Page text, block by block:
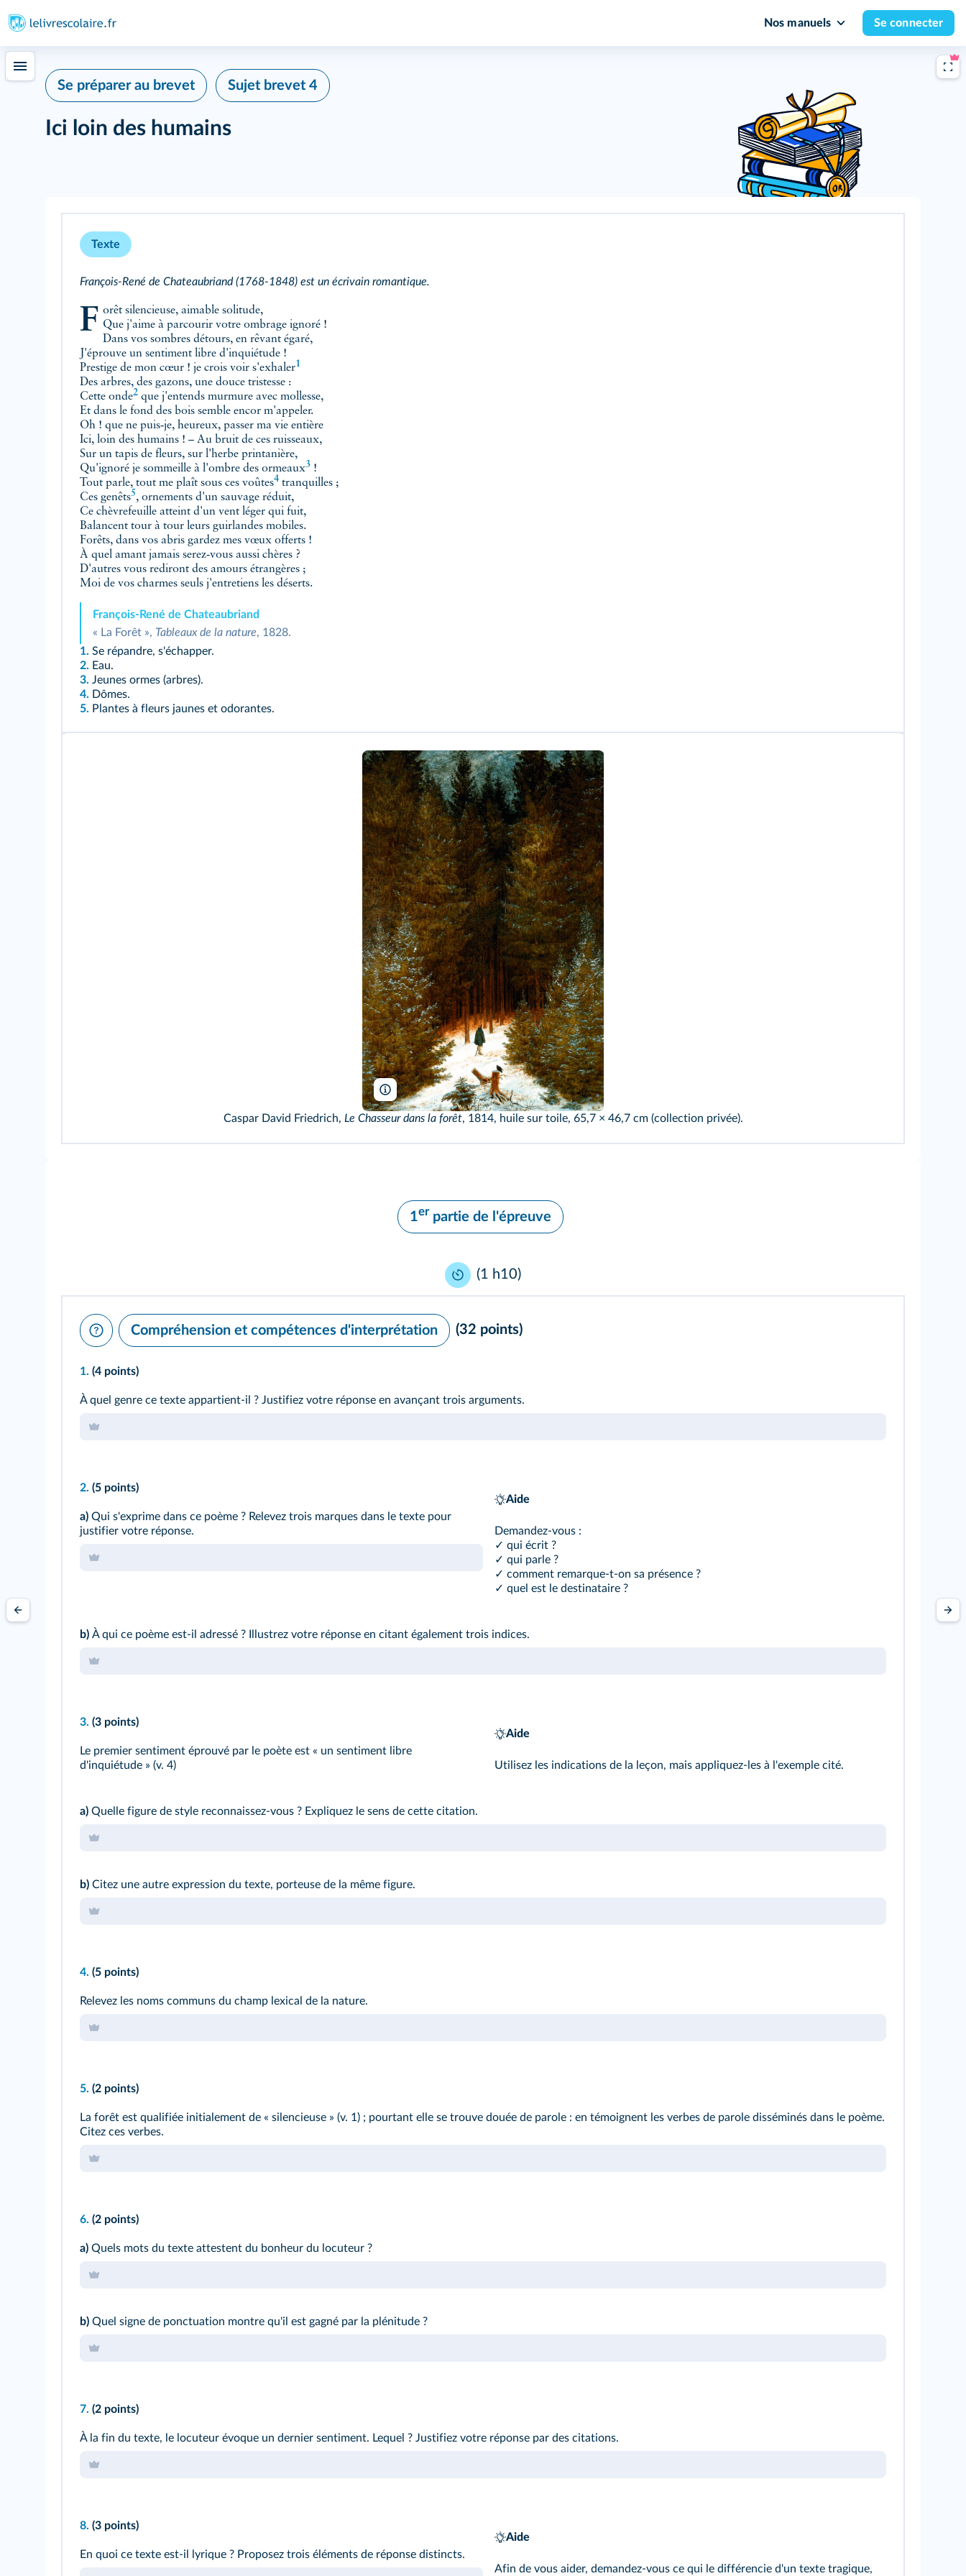
Nos manuels Se connecter
Se préparer au brevet Sujet brevet 4
Ici loin des humains
Texte
François‑René de Chateaubriand (1768‑1848) est un écrivain romantique.
Forêt silencieuse, aimable solitude,
Que j'aime à parcourir votre ombrage ignoré !
Dans vos sombres détours, en rêvant égaré,
J'éprouve un sentiment libre d'inquiétude !
Prestige de mon cœur ! je crois voir s'exhaler1
Des arbres, des gazons, une douce tristesse :
Cette onde2 que j'entends murmure avec mollesse,
Et dans le fond des bois semble encor m'appeler.
Oh ! que ne puis‑je, heureux, passer ma vie entière
Ici, loin des humains ! – Au bruit de ces ruisseaux,
Sur un tapis de fleurs, sur l'herbe printanière,
Qu'ignoré je sommeille à l'ombre des ormeaux3 !
Tout parle, tout me plaît sous ces voûtes4 tranquilles ;
Ces genêts5, ornements d'un sauvage réduit,
Ce chèvrefeuille atteint d'un vent léger qui fuit,
Balancent tour à tour leurs guirlandes mobiles.
Forêts, dans vos abris gardez mes vœux offerts !
À quel amant jamais serez‑vous aussi chères ?
D'autres vous rediront des amours étrangères ;
Moi de vos charmes seuls j'entretiens les déserts.
François‑René de Chateaubriand
« La Forêt », Tableaux de la nature, 1828.
1. Se répandre, s'échapper.
2. Eau.
3. Jeunes ormes (arbres).
4. Dômes.
5. Plantes à fleurs jaunes et odorantes.
Bargain~commonswiki/Wikimedia
Caspar David Friedrich, Le Chasseur dans la forêt, 1814, huile sur toile, 65,7 × 46,7 cm (collection privée).
1er partie de l'épreuve
(1 h10)
Compréhension et compétences d'interprétation (32 points)
1. (4 points)
À quel genre ce texte appartient‑il ? Justifiez votre réponse en avançant trois arguments.
2. (5 points)
a) Qui s'exprime dans ce poème ? Relevez trois marques dans le texte pour
justifier votre réponse.
Aide
Demandez-vous :
✓ qui écrit ?
✓ qui parle ?
✓ comment remarque-t-on sa présence ?
✓ quel est le destinataire ?
b) À qui ce poème est‑il adressé ? Illustrez votre réponse en citant également trois indices.
3. (3 points)
Le premier sentiment éprouvé par le poète est « un sentiment libre
d'inquiétude » (v. 4)
Aide
Utilisez les indications de la leçon, mais appliquez-les à l'exemple cité.
a) Quelle figure de style reconnaissez‑vous ? Expliquez le sens de cette citation.
b) Citez une autre expression du texte, porteuse de la même figure.
4. (5 points)
Relevez les noms communs du champ lexical de la nature.
5. (2 points)
La forêt est qualifiée initialement de « silencieuse » (v. 1) ; pourtant elle se trouve douée de parole : en témoignent les verbes de parole disséminés dans le poème.
Citez ces verbes.
6. (2 points)
a) Quels mots du texte attestent du bonheur du locuteur ?
b) Quel signe de ponctuation montre qu'il est gagné par la plénitude ?
7. (2 points)
À la fin du texte, le locuteur évoque un dernier sentiment. Lequel ? Justifiez votre réponse par des citations.
8. (3 points)
En quoi ce texte est‑il lyrique ? Proposez trois éléments de réponse distincts.
Aide
Afin de vous aider, demandez‑vous ce qui le différencie d'un texte tragique,